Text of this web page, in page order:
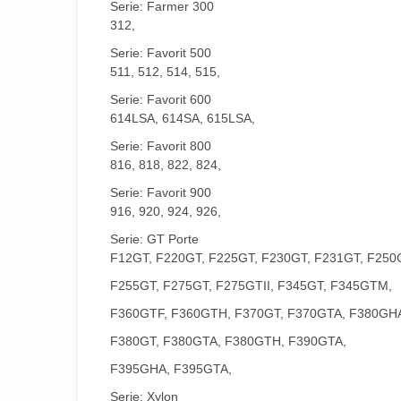
Serie: Farmer 300
312,
Serie: Favorit 500
511, 512, 514, 515,
Serie: Favorit 600
614LSA, 614SA, 615LSA,
Serie: Favorit 800
816, 818, 822, 824,
Serie: Favorit 900
916, 920, 924, 926,
Serie: GT Porte
F12GT, F220GT, F225GT, F230GT, F231GT,
F255GT, F275GT, F275GTII, F345GT, F345GTM,
F360GTF, F360GTH, F370GT, F370GTA,
F380GT, F380GTA, F380GTH, F390GTA,
F395GHA, F395GTA,
Serie: Xylon